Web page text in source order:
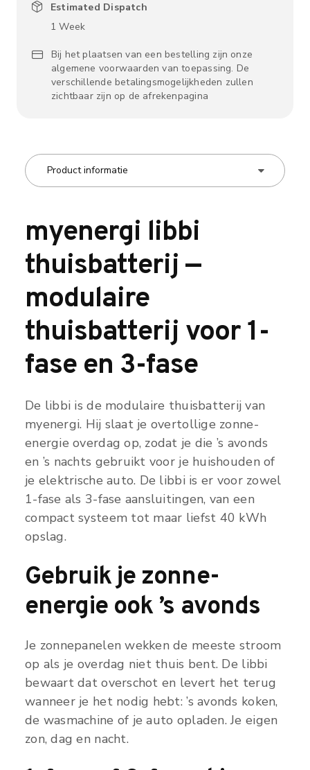
Estimated Dispatch
1 Week
Bij het plaatsen van een bestelling zijn onze
algemene voorwaarden van toepassing. De
verschillende betalingsmogelijkheden zullen
zichtbaar zijn op de afrekenpagina
myenergi libbi
thuisbatterij —
modulaire
thuisbatterij voor 1-
fase en 3-fase
De libbi is de modulaire thuisbatterij van
myenergi. Hij slaat je overtollige zonne-
energie overdag op, zodat je die ’s avonds
en ’s nachts gebruikt voor je huishouden of
je elektrische auto. De libbi is er voor zowel
1-fase als 3-fase aansluitingen, van een
compact systeem tot maar liefst 40 kWh
opslag.
Gebruik je zonne-
energie ook ’s avonds
Je zonnepanelen wekken de meeste stroom
op als je overdag niet thuis bent. De libbi
bewaart dat overschot en levert het terug
wanneer je het nodig hebt: ’s avonds koken,
de wasmachine of je auto opladen. Je eigen
zon, dag en nacht.